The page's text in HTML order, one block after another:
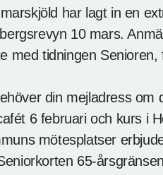
har lagt in en
10 mars.
med tidningen Senioren,
din mejladress om
6 februari och kurs i
mötesplatser
65-